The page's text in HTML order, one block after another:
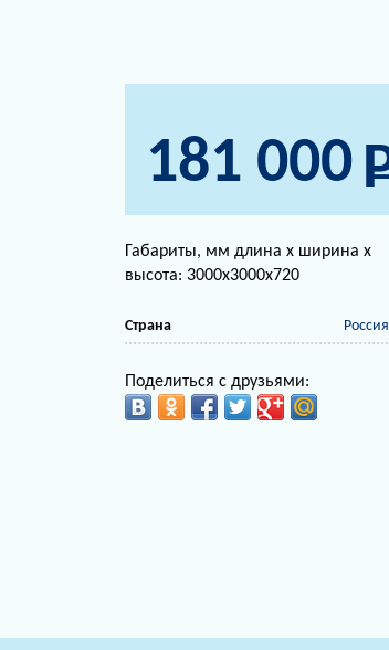
181 000
Габариты, мм длина х ширина х
высота: 3000х3000х720
Страна Россия
Поделиться с друзьями: